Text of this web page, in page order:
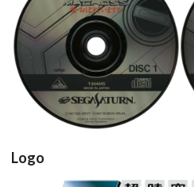
cd
View
Logo